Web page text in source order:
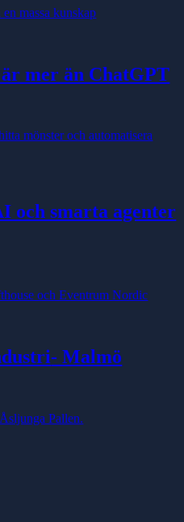
massa kunskap
mer än ChatGPT
mönster och automatisera
och smarta agenter
och Eventrum Nordic
- Malmö
Pallen.